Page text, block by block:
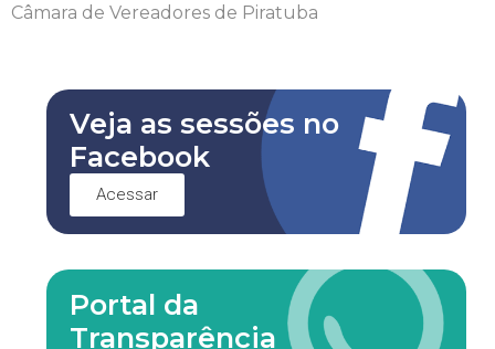
Câmara de Vereadores de Piratuba
Veja as sessões no
Facebook
Acessar
Portal da
Transparência